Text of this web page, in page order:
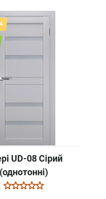
UD-08 Сірий
(однотонні)